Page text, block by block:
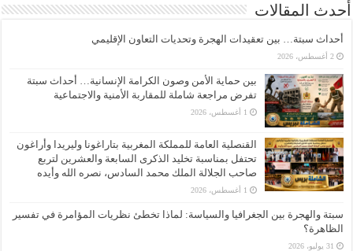
أحدث المقالات
أحداث سبتة… بين تعقيدات الهجرة وتحديات التعاون الإقليمي
2 أغسطس، 2026
بين حماية الأمن وصون الكرامة الإنسانية… أحداث سبتة
تفرض مراجعة شاملة للمقاربة الأمنية والاجتماعية
1 أغسطس، 2026
القنصلية العامة للمملكة المغربية بتاراغونا وليريدا وأراغون
تحتفل بمناسبة تخليد الذكرى السابعة والعشرين لتربع
صاحب الجلالة الملك محمد السادس، نصره الله وأيده
1 أغسطس، 2026
سبتة والهجرة بين الجغرافيا والسياسة: لماذا تخطئ نظريات المؤامرة في تفسير
الظاهرة؟
31 يوليو، 2026